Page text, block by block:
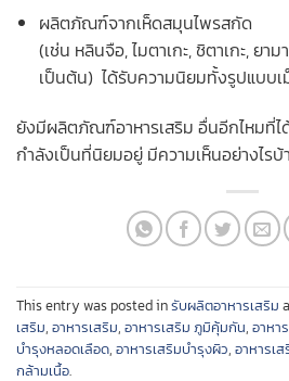
ผลิตภัณฑ์จากเห็ดสมุนไพรสกัด
(เช่น หลินจือ, ไมตาเกะ, ชิตาเกะ, ยา
เป็นต้น) ได้รับความนิยมทั้งรูปแบบ
ยังมีผลิตภัณฑ์อาหารเสริม อื่นอีกไหมที่
กำลังเป็นที่นิยมอยู่ มีความเห็นอย่างไร
This entry was posted inรับผลิตอาหารเสริม
เสริม, อาหารเสริม, อาหารเสริม ภูมิคุ้มกัน, อาหา
บำรุงหลอดเลือด, อาหารเสริมบํารุงผิว, อาหารเ
กล้ามเนื้อ.